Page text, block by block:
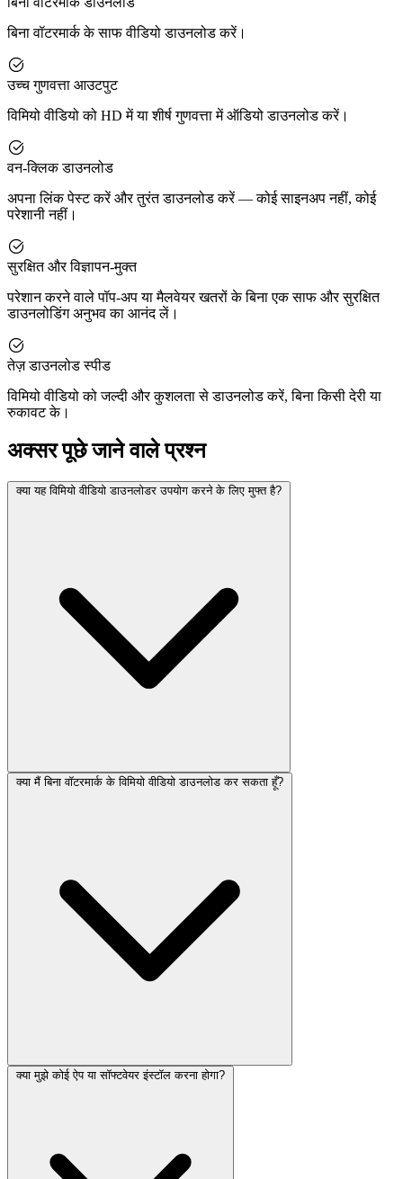
बिना वॉटरमार्क के साफ वीडियो डाउनलोड करें।
उच्च गुणवत्ता आउटपुट
विमियो वीडियो को HD में या शीर्ष गुणवत्ता में ऑडियो डाउनलोड करें।
वन-क्लिक डाउनलोड
अपना लिंक पेस्ट करें और तुरंत डाउनलोड करें — कोई साइनअप नहीं, कोई
परेशानी नहीं।
सुरक्षित और विज्ञापन-मुक्त
परेशान करने वाले पॉप-अप या मैलवेयर खतरों के बिना एक साफ और सुरक्षित
डाउनलोडिंग अनुभव का आनंद लें।
तेज़ डाउनलोड स्पीड
विमियो वीडियो को जल्दी और कुशलता से डाउनलोड करें, बिना किसी देरी या
रुकावट के।
अक्सर पूछे जाने वाले प्रश्न
क्या यह विमियो वीडियो डाउनलोडर उपयोग करने के लिए मुफ्त है?
क्या मैं बिना वॉटरमार्क के विमियो वीडियो डाउनलोड कर सकता हूँ?
क्या मुझे कोई ऐप या सॉफ्टवेयर इंस्टॉल करना होगा?